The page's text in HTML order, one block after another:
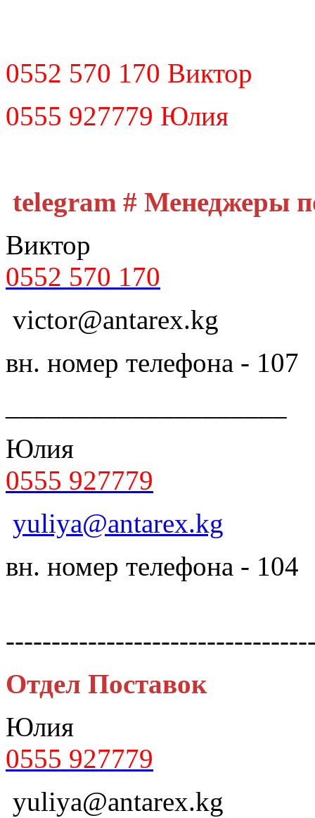
0552 570 170 Виктор
0555 927779 Юлия
telegram # Менеджеры
Виктор
0552 570 170
victor@antarex.kg
вн. номер телефона - 107
Юлия
0555 927779
yuliya@antarex.kg
вн. номер телефона - 104
Отдел Поставок
Юлия
0555 927779
yuliya@antarex.kg